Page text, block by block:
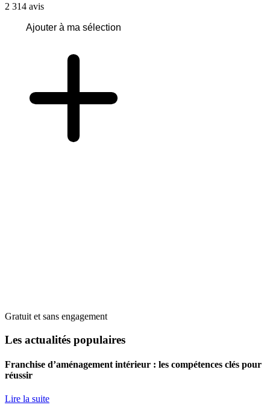
2 314 avis
Ajouter à ma sélection
Gratuit et sans engagement
Les actualités populaires
Franchise d’aménagement intérieur : les compétences clés pour
réussir
Lire la suite